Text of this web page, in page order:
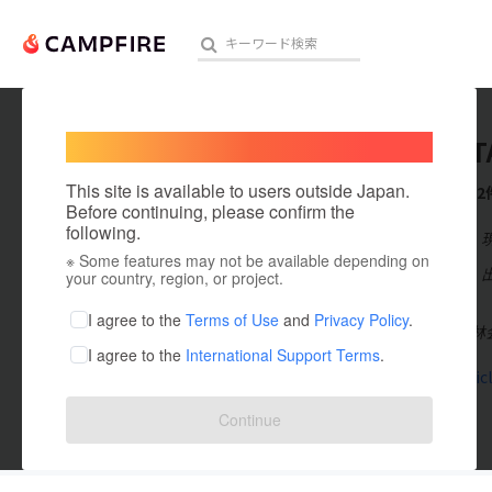
人気のプロジェクト 注目の
アート・写真
テクノロジー・ガジェット
映像・映画
ビジネス・起業
まちづくり・地域活性化
This site is available to users outside Japan.
Before continuing, please confirm the
following.
※ Some features may not be available depending on
your country, region, or project.
I agree to the Terms of Use and Privacy Policy.
I agree to the International Support Terms.
Continue
TAKAO
これまでに2
出身国：日本
株式会社愛林
npo-